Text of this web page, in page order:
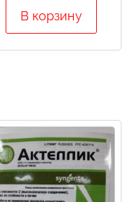
В корзину